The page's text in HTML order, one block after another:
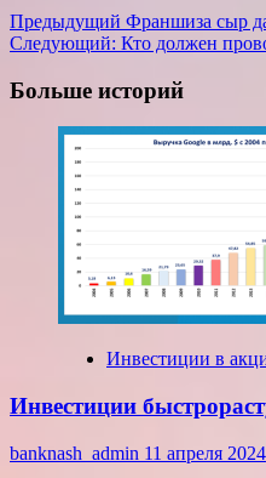
Навигация
записи
Предыдущий Франшиза сыр
Следующий: Кто должен
Больше историй
Инвестиции в
Инвестиции
banknash_admin 11 апреля 2024